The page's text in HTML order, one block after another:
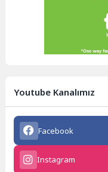
Youtube Kanalımız
Facebook
Instagram